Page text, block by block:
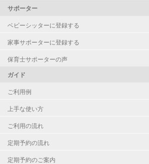
定期予約
（定期特典）
サポーター
ベビーシッターに登録する
家事サポーターに登録する
保育士サポーターの声
ガイド
ご利用例
上手な使い方
ご利用の流れ
定期予約の流れ
定期予約のご案内